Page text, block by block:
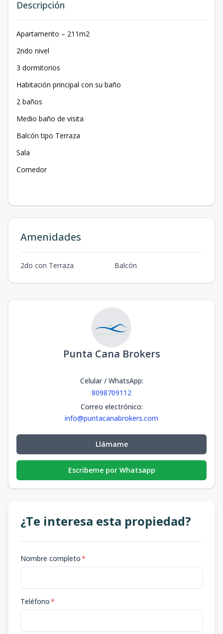
Descripción
Apartamento – 211m2
2ndo nivel
3 dormitorios
Habitación principal con su baño
2 baños
Medio baño de visita
Balcón tipo Terraza
Sala
Comedor
Amenidades
2do con Terraza Balcón
Punta Cana Brokers
Celular / WhatsApp:
8098709112
Correo electrónico:
info@puntacanabrokers.com
Llámame
Escribeme por Whatsapp
¿Te interesa esta propiedad?
Nombre completo*
Teléfono*